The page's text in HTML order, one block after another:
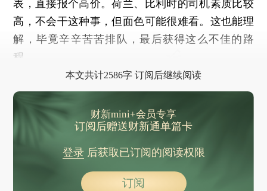
表，直接报个高价。荷兰、比利时的司机素质比较
高，不会干这种事，但面色可能很难看。这也能理
解，毕竟辛辛苦苦排队，最后获得这么不佳的路
程。
本文共计2586字 订阅后继续阅读
财新mini+会员专享
订阅后赠送财新通单篇卡
登录后获取已订阅的阅读权限
订阅